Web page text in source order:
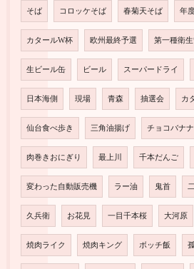
そば コロッケそば 春菊天そば 年
カタールW杯 欧州最終予選 第一種衛
生ビール缶 ビール スーパードライ
日本海側 現場 青森 抽選会 カ
仙台食べ歩き 三角油揚げ チョコバナナ
肉巻きおにぎり 最上川 千本だんご
変わった自動販売機 ラー油 鬼首
久兵衛 お花見 一目千本桜 大河原
焼肉ライク 焼肉キング ボッチ飯